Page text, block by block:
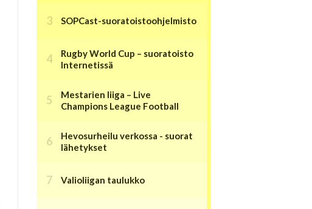
SOPCast-suoratoistoohjelmisto
Rugby World Cup – suoratoisto
Internetissä
Mestarien liiga – Live
Champions League Football
Hevosurheilu verkossa - suorat
lähetykset
Valioliigan taulukko